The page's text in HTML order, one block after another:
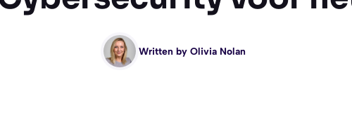
Written by Olivia Nolan